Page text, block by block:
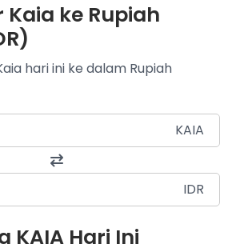
ke Rupiah
hari ini ke dalam Rupiah
KAIA
IDR
KAIA Hari Ini